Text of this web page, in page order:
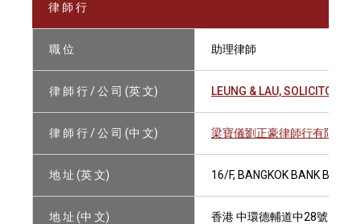
律 師 行
職 位 助理律師
律 師 行 / 公 司 (英 文) LEUNG & LAU, SOLICITORS
律 師 行 / 公 司 (中 文) 梁寶儀劉正豪律師行有限法律
地 址 (英 文) 16/F, BANGKOK BANK
地 址 (中 文) 香港 中環德輔道中28號 盤谷